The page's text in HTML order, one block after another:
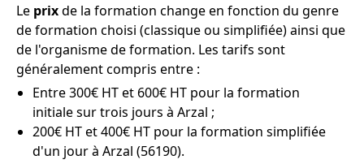
Le prixde la formation change en fonction du genre
de formation choisi (classique ou simplifiée) ainsi que
de l'organisme de formation. Les tarifs sont
généralement compris entre :
Entre 300€ HT et 600€ HT pour la formation
initiale sur trois jours à Arzal ;
200€ HT et 400€ HT pour la formation simplifiée
d'un jour à Arzal (56190).